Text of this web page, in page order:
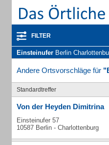
FILTER
Einsteinufer Berlin Charlottenburg - Unternehmen und
Andere Ortsvorschläge für
Standardtreffer
Von der Heyden Dimitrina
Einsteinufer 57
10587 Berlin - Charlottenburg